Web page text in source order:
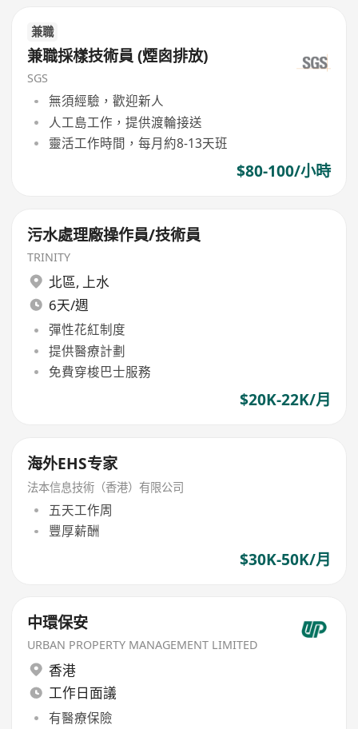
兼職
兼職採樣技術員 (煙囪排放)
SGS
無須經驗，歡迎新人
人工島工作，提供渡輪接送
靈活工作時間，每月約8-13天班
$80-100/小時
污水處理廠操作員/技術員
TRINITY
北區, 上水
6天/週
彈性花紅制度
提供醫療計劃
免費穿梭巴士服務
$20K-22K/月
海外EHS专家
法本信息技術（香港）有限公司
五天工作周
豐厚薪酬
$30K-50K/月
中環保安
URBAN PROPERTY MANAGEMENT LIMITED
香港
工作日面議
有醫療保險